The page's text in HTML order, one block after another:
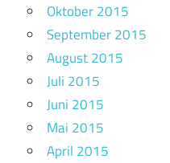
Oktober 2015
September 2015
August 2015
Juli 2015
Juni 2015
Mai 2015
April 2015